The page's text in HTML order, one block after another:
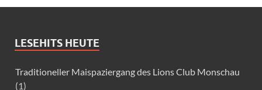
LESEHITS HEUTE
Traditioneller Maispaziergang des Lions Club Monschau
(1)